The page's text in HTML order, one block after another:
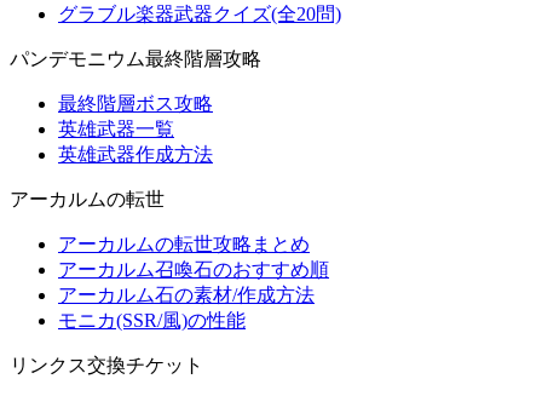
グラブル楽器武器クイズ(全20問)
パンデモニウム最終階層攻略
最終階層ボス攻略
英雄武器一覧
英雄武器作成方法
アーカルムの転世
アーカルムの転世攻略まとめ
アーカルム召喚石のおすすめ順
アーカルム石の素材/作成方法
モニカ(SSR/風)の性能
リンクス交換チケット